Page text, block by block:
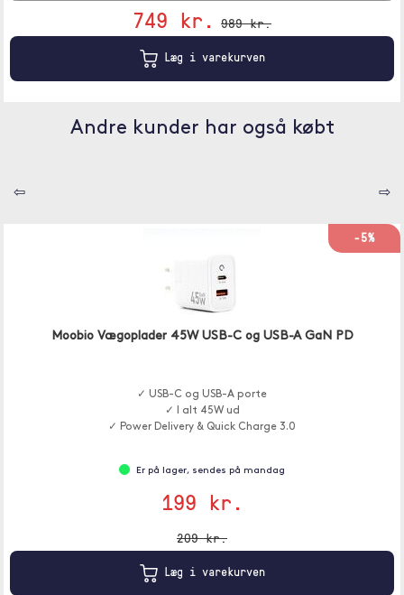
749 kr. 989 kr.
Læg i varekurven
Andre kunder har også købt
⇦ ⇨
-5%
Moobio Vægoplader 45W USB-C og USB-A GaN PD
✓ USB-C og USB-A porte
✓ I alt 45W ud
✓ Power Delivery & Quick Charge 3.0
Er på lager, sendes på mandag
199 kr.
209 kr.
Læg i varekurven